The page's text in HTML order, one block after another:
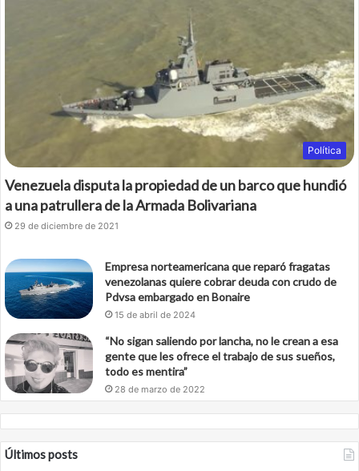
k
Política
Venezuela disputa la propiedad de un barco que hundió
a una patrullera de la Armada Bolivariana
29 de diciembre de 2021
Empresa norteamericana que reparó fragatas
venezolanas quiere cobrar deuda con crudo de
Pdvsa embargado en Bonaire
15 de abril de 2024
“No sigan saliendo por lancha, no le crean a esa
gente que les ofrece el trabajo de sus sueños,
todo es mentira”
28 de marzo de 2022
Últimos posts